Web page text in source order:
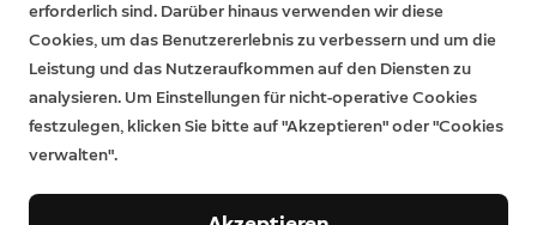
erforderlich sind. Darüber hinaus verwenden wir diese
Cookies, um das Benutzererlebnis zu verbessern und um die
Leistung und das Nutzeraufkommen auf den Diensten zu
analysieren. Um Einstellungen für nicht-operative Cookies
festzulegen, klicken Sie bitte auf "Akzeptieren" oder "Cookies
verwalten".